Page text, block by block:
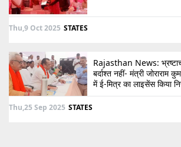
Thu,9 Oct 2025 STATES
Rajasthan News:
बर्दाश्त नहीं- मंत्री जोराराम
में ई-मित्र का लाइसेंस किया
Thu,25 Sep 2025 STATES